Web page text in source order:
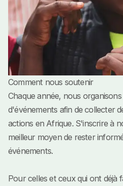
Comment nous soutenir
Chaque année, nous
d'événements afin de collecter
actions en Afrique. S'inscrire à
meilleur moyen de rester
événements.
Pour celles et ceux qui ont déjà